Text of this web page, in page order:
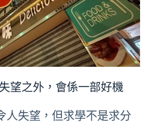
望之外，會係一部好機
人失望，但求學不是求分